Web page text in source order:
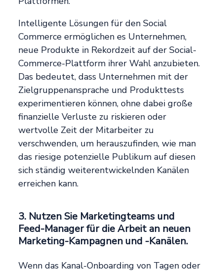
Intelligente Lösungen für den Social
Commerce ermöglichen es Unternehmen,
neue Produkte in Rekordzeit auf der Social-
Commerce-Plattform ihrer Wahl anzubieten.
Das bedeutet, dass Unternehmen mit der
Zielgruppenansprache und Produkttests
experimentieren können, ohne dabei große
finanzielle Verluste zu riskieren oder
wertvolle Zeit der Mitarbeiter zu
verschwenden, um herauszufinden, wie man
das riesige potenzielle Publikum auf diesen
sich ständig weiterentwickelnden Kanälen
erreichen kann.
3. Nutzen Sie Marketingteams und
Feed-Manager für die Arbeit an neuen
Marketing-Kampagnen und -Kanälen.
Wenn das Kanal-Onboarding von Tagen oder